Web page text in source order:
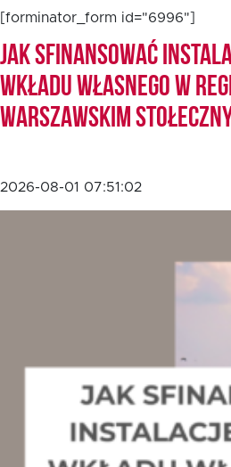
[forminator_form id="6996"]
Jak sfinansować
wkładu własnego w
Warszawskim
2026-08-01 07:51:02